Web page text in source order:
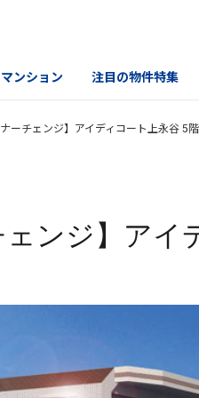
マンション 注目の物件特集
ナーチェンジ】アイディコート上永谷 5階
ェンジ】ア